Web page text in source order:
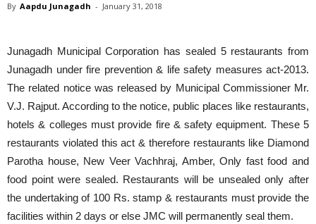
By Aapdu Junagadh - January 31, 2018
Junagadh Municipal Corporation has sealed 5 restaurants from
Junagadh under fire prevention & life safety measures act-2013.
The related notice was released by Municipal Commissioner Mr.
V.J. Rajput. According to the notice, public places like restaurants,
hotels & colleges must provide fire & safety equipment. These 5
restaurants violated this act & therefore restaurants like Diamond
Parotha house, New Veer Vachhraj, Amber, Only fast food and
food point were sealed. Restaurants will be unsealed only after
the undertaking of 100 Rs. stamp & restaurants must provide the
facilities within 2 days or else JMC will permanently seal them.